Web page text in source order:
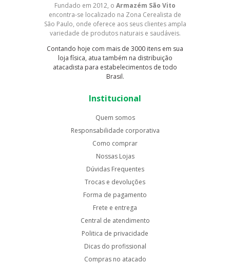
Fundado em 2012, o Armazém São Vito
encontra-se localizado na Zona Cerealista de
São Paulo, onde oferece aos seus clientes ampla
variedade de produtos naturais e saudáveis.
Contando hoje com mais de 3000 itens em sua
loja física, atua também na distribuição
atacadista para estabelecimentos de todo
Brasil.
Institucional
Quem somos
Responsabilidade corporativa
Como comprar
Nossas Lojas
Dúvidas Frequentes
Trocas e devoluções
Forma de pagamento
Frete e entrega
Central de atendimento
Politica de privacidade
Dicas do profissional
Compras no atacado